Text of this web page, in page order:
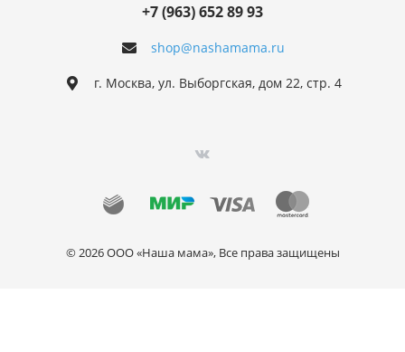
shop@nashamama.ru
+7 (963) 652 89 93
г. Москва, ул. Выборгская, дом 22, стр. 4
© 2026 ООО «Наша мама», Все права защищены